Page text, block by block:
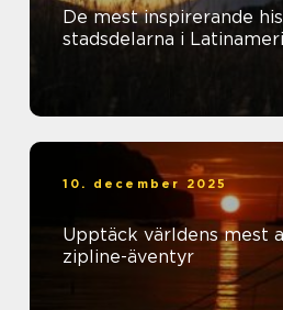
De mest inspirerande
stadsdelarna i
10. december 2025
Upptäck världens mest
zipline-äventyr